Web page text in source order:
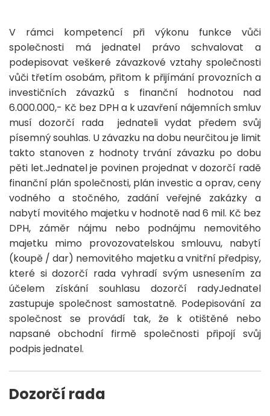
V rámci kompetencí při výkonu funkce vůči
společnosti má jednatel právo schvalovat a
podepisovat veškeré závazkové vztahy společnosti
vůči třetím osobám, přitom k přijímání provozních a
investičních závazků s finanční hodnotou nad
6.000.000,- Kč bez DPH a k uzavření nájemních smluv
musí dozorčí rada jednateli vydat předem svůj
písemný souhlas. U závazku na dobu neurčitou je limit
takto stanoven z hodnoty trvání závazku po dobu
pěti let.Jednatel je povinen projednat v dozorčí radě
finanční plán společnosti, plán investic a oprav, ceny
vodného a stočného, zadání veřejné zakázky a
nabytí movitého majetku v hodnotě nad 6 mil. Kč bez
DPH, záměr nájmu nebo podnájmu nemovitého
majetku mimo provozovatelskou smlouvu, nabytí
(koupě / dar) nemovitého majetku a vnitřní předpisy,
které si dozorčí rada vyhradí svým usnesením za
účelem získání souhlasu dozorčí radyJednatel
zastupuje společnost samostatně. Podepisování za
společnost se provádí tak, že k otištěné nebo
napsané obchodní firmě společnosti připojí svůj
podpis jednatel.
Dozorčí rada